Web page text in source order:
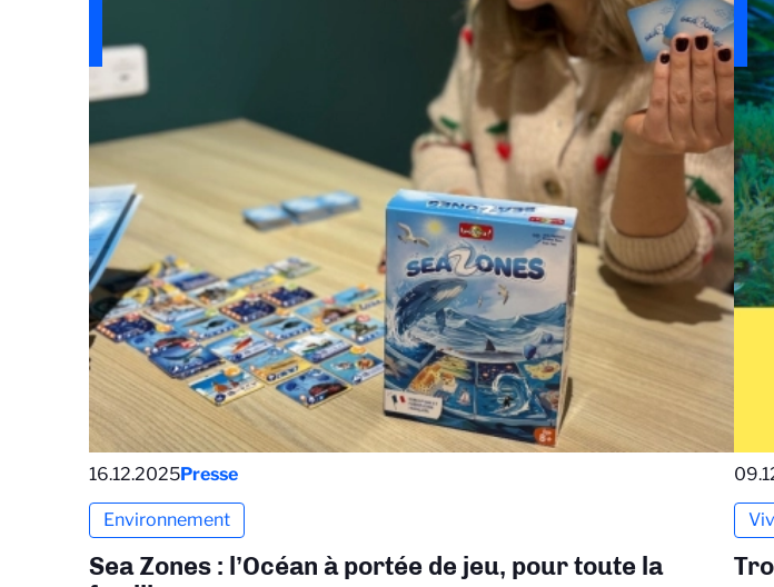
16.12.2025Presse
Environnement
Sea Zones : l’Océan à portée de jeu, pour toute la